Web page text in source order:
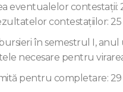
eventualelor contestații:
contestațiilor: 25
în semestrul I,
necesare pentru
pentru completare: 29